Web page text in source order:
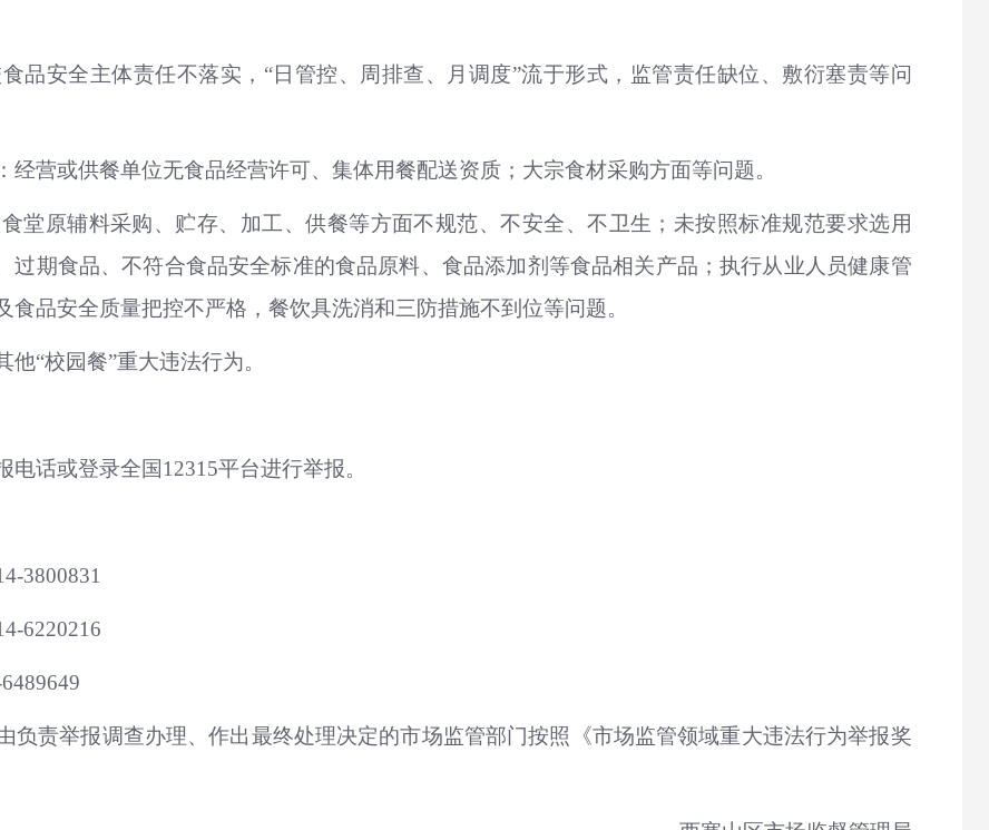
品安全主体责任不落实，“日管控、周排查、月调度”流于形式，监管责任缺位、敷衍塞责等问
经营或供餐单位无食品经营许可、集体用餐配送资质；大宗食材采购方面等问题。
堂原辅料采购、贮存、加工、供餐等方面不规范、不安全、不卫生；未按照标准规范要求选用
过期食品、不符合食品安全标准的食品原料、食品添加剂等食品相关产品；执行从业人员健康管
品安全质量把控不严格，餐饮具洗消和三防措施不到位等问题。
“校园餐”重大违法行为。
话或登录全国12315平台进行举报。
3800831
6220216
负责举报调查办理、作出最终处理决定的市场监管部门按照《市场监管领域重大违法行为举报奖